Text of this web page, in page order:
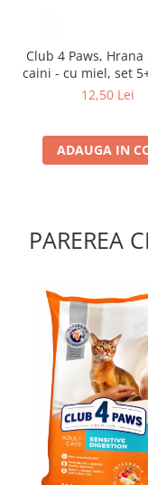
Club 4 Paws,
caini - cu miel, set
g
12,50 Lei
ADAUGA IN
PAREREA